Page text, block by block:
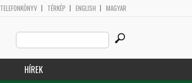
TELEFONKÖNYV TÉRKÉP ENGLISH MAGYAR
Search
this
site
HÍREK